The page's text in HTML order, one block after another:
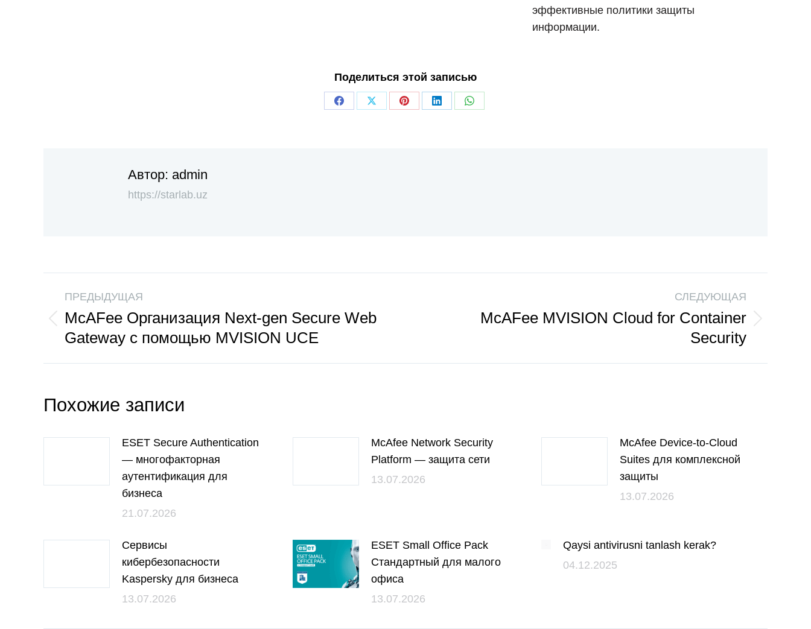
эффективные политики защиты
информации.
Поделиться этой записью
Автор: admin
https://starlab.uz
ПРЕДЫДУЩАЯ
McAFee Организация Next-gen Secure Web
Gateway с помощью MVISION UCE
СЛЕДУЮЩАЯ
McAFee MVISION Cloud for Container
Security
Похожие записи
ESET Secure Authentication
— многофакторная
аутентификация для
бизнеса
21.07.2026
McAfee Network Security
Platform — защита сети
13.07.2026
McAfee Device-to-Cloud
Suites для комплексной
защиты
13.07.2026
Сервисы
кибербезопасности
Kaspersky для бизнеса
13.07.2026
ESET Small Office Pack
Стандартный для малого
офиса
13.07.2026
Qaysi antivirusni tanlash kerak?
04.12.2025